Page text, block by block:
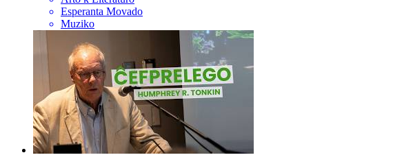
Esperanta Movado
Muziko